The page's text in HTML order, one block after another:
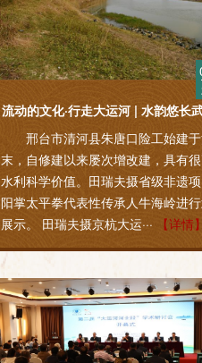
流动的文化·行走大运河 | 水韵悠长
邢台市清河县朱唐口险工始建
末，自修建以来屡次增改建，具有
水利科学价值。田瑞夫摄省级非遗
阳掌太平拳代表性传承人牛海岭进
展示。 田瑞夫摄京杭大运···
【详情